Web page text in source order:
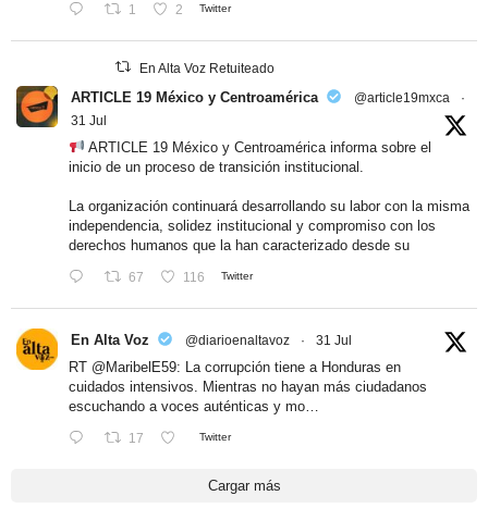
1 2 Twitter
En Alta Voz Retuiteado
ARTICLE 19 México y Centroamérica @article19mxca
·
31 Jul
ARTICLE 19 México y Centroamérica informa sobre el
inicio de un proceso de transición institucional.
La organización continuará desarrollando su labor con la misma
independencia, solidez institucional y compromiso con los
derechos humanos que la han caracterizado desde su
67 116 Twitter
En Alta Voz @diarioenaltavoz · 31 Jul
RT @MaribelE59: La corrupción tiene a Honduras en
cuidados intensivos. Mientras no hayan más ciudadanos
escuchando a voces auténticas y mo…
17 Twitter
Cargar más